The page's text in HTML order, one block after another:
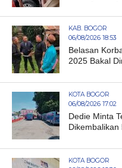
KAB. BOGOR
06/08/2026 18:53
Belasan
2025 Bakal
KOTA BOGOR
06/08/2026 17:02
Dedie Minta
Dikembalikan
KOTA BOGOR